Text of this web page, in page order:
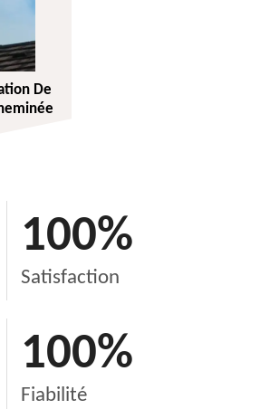
De
100%
Satisfaction
100%
Fiabilité